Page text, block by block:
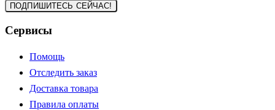
Сервисы
Помощь
Отследить заказ
Доставка товара
Правила оплаты